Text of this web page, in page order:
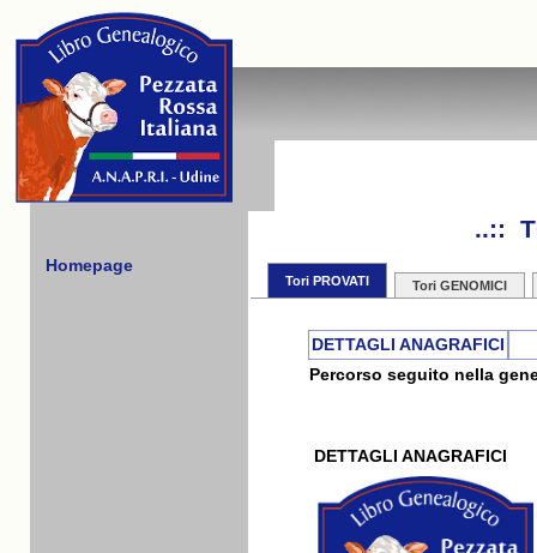
Homepage
..::
Tori PROVATI Tori GENOMICI
DETTAGLI ANAGRAFICI
Percorso seguito nella
DETTAGLI ANAGRAFICI